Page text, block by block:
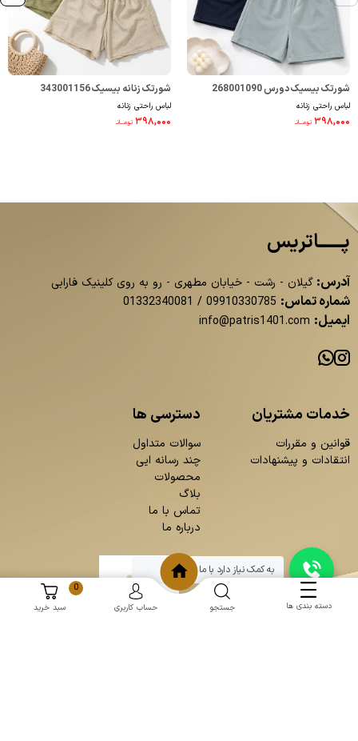
شورتک بیسیک دورس 268001090
لباس راحتی زنانه
۳۹۸,۰۰۰ تومــانـ
شورتک زنانه بیسیک 343001156
لباس راحتی زنانه
۳۹۸,۰۰۰ تومــانـ
پــــــاتریس
آدرس: گیلان - رشت - خیابان مطهری - رو به روی کلینیک فارابی
شماره تماس: 09910330785
/
01332340081
ایمیل: info@patris1401.com
خدمات مشتریان
قوانین و مقررات
انتقادات و پیشنهادات
دسترسی ها
سوالات متداول
چند رسانه ایی
محصولات
بلاگ
تماس با ما
درباره ما
دسته بندی ها جستجو حساب کاربری
0
سبد خرید
به کمک نیاز دارد با ما چت کنید